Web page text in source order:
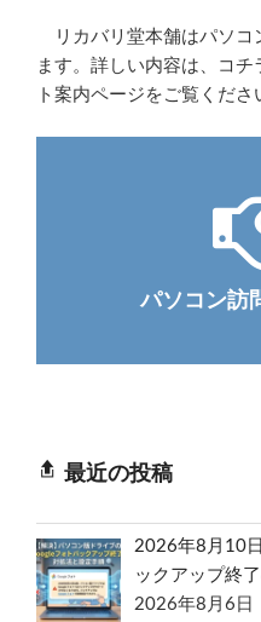
リカバリ堂本舗はパソコ
ます。詳しい内容は、コ
ト案内ページをご覧くださ
パソコン訪
最近の投稿
2026年8月10
ックアップ終
2026年8月6日